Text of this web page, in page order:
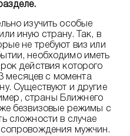
изучить особые
иную страну. Так, в
не требуют виз или
необходимо иметь
действия которого
месяцев с момента
Существуют и другие
страны Ближнего
безвизовые режимы с
сложности в случае
мужчин.